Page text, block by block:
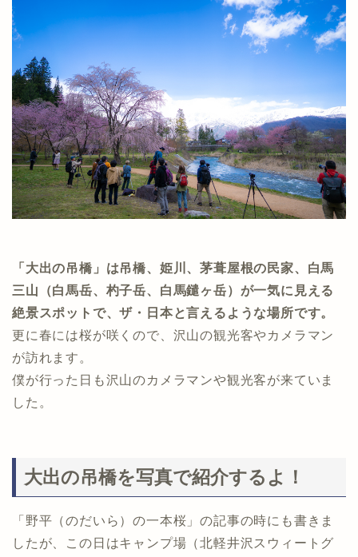
「大出の吊橋」は吊橋、姫川、茅葺屋根の民家、白馬
三山（白馬岳、杓子岳、白馬鑓ヶ岳）が一気に見える
絶景スポットで、ザ・日本と言えるような場所です。
更に春には桜が咲くので、沢山の観光客やカメラマン
が訪れます。
僕が行った日も沢山のカメラマンや観光客が来ていま
した。
大出の吊橋を写真で紹介するよ！
「野平（のだいら）の一本桜」の記事の時にも書きま
したが、この日はキャンプ場（北軽井沢スウィートグ